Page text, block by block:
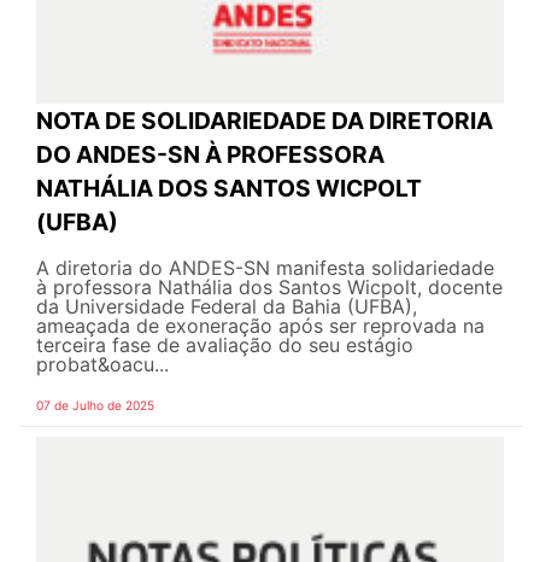
NOTA DE SOLIDARIEDADE DA DIRETORIA
DO ANDES-SN À PROFESSORA
NATHÁLIA DOS SANTOS WICPOLT
(UFBA)
A diretoria do ANDES-SN manifesta solidariedade
à professora Nathália dos Santos Wicpolt, docente
da Universidade Federal da Bahia (UFBA),
ameaçada de exoneração após ser reprovada na
terceira fase de avaliação do seu estágio
probat&oacu...
07 de Julho de 2025